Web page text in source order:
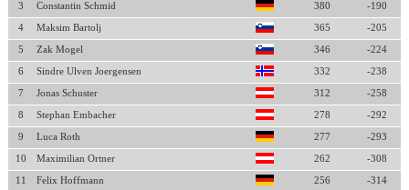
3 Constantin Schmid 380 -190
4 Maksim Bartolj 365 -205
5 Zak Mogel 346 -224
6 Sindre Ulven Joergensen 332 -238
7 Jonas Schuster 312 -258
8 Stephan Embacher 278 -292
9 Luca Roth 277 -293
10 Maximilian Ortner 262 -308
11 Felix Hoffmann 256 -314